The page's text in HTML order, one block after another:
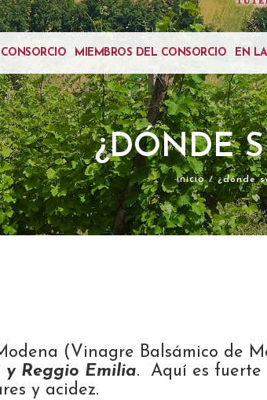
¿DÓNDE
inicio/ ¿dónde
CONSORCIO MIEMBROS DEL CONSORCIO EN
(Vinagre Balsámico de
Reggio Emilia. Aquí es fuerte
y acidez.